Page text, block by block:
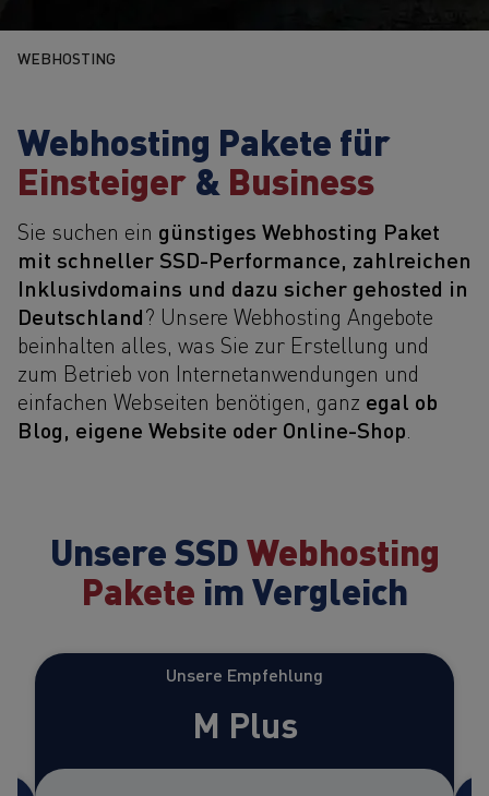
WEBHOSTING
Webhosting Pakete für
Einsteiger&Business
Sie suchen ein günstiges Webhosting Paket
mit schneller SSD-Performance, zahlreichen
Inklusivdomains und dazu sicher gehosted in
Deutschland? Unsere Webhosting Angebote
beinhalten alles, was Sie zur Erstellung und
zum Betrieb von Internetanwendungen und
einfachen Webseiten benötigen, ganz egal ob
Blog, eigene Website oder Online-Shop
Unsere SSDWebhosting
Pakete im Vergleich
Unsere Empfehlung
M Plus